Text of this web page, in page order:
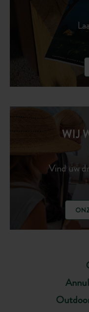
WIJ
Vind uw